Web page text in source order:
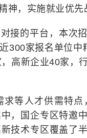
神，实施就业优先
接的平台，本次
300家报名单位
高新企业40家，
等人才供需特
，国企专区特邀
技术专区覆盖了